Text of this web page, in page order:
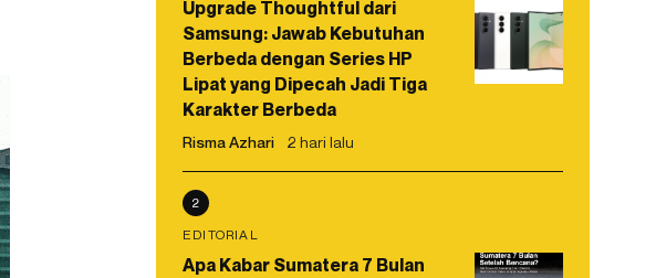
Upgrade Thoughtful dari
Samsung: Jawab Kebutuhan
Berbeda dengan Series HP
Lipat yang Dipecah Jadi Tiga
Karakter Berbeda
Risma Azhari 2 hari lalu
2
EDITORIAL
Apa Kabar Sumatera 7 Bulan